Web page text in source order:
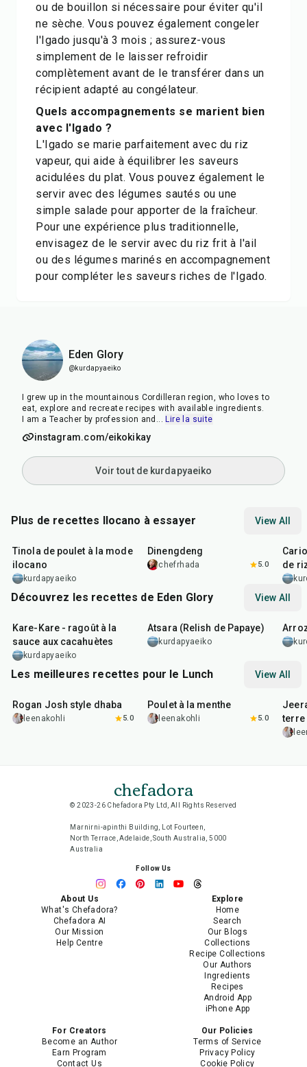
ou de bouillon si nécessaire pour éviter qu'il
ne sèche. Vous pouvez également congeler
l'Igado jusqu'à 3 mois ; assurez-vous
simplement de le laisser refroidir
complètement avant de le transférer dans un
récipient adapté au congélateur.
Quels accompagnements se marient bien
avec l'Igado ?
L'Igado se marie parfaitement avec du riz
vapeur, qui aide à équilibrer les saveurs
acidulées du plat. Vous pouvez également le
servir avec des légumes sautés ou une
simple salade pour apporter de la fraîcheur.
Pour une expérience plus traditionnelle,
envisagez de le servir avec du riz frit à l'ail
ou des légumes marinés en accompagnement
pour compléter les saveurs riches de l'Igado.
Eden Glory
@kurdapyaeiko
I grew up in the mountainous Cordilleran region, who loves to
eat, explore and recreate recipes with available ingredients.
I am a Teacher by profession and ... Lire la suite
instagram.com/eikokikay
Voir tout de kurdapyaeiko
Plus de recettes Ilocano à essayer View All
Tinola de poulet à la mode
ilocano
kurdapyaeiko
Dinengdeng
chefrhada 5.0
de
Découvrez les recettes de Eden Glory View All
Kare-Kare - ragoût à la
sauce aux cacahuètes
kurdapyaeiko
Atsara (Relish de Papaye)
kurdapyaeiko
Les meilleures recettes pour le Lunch View All
Rogan Josh style dhaba
leenakohli 5.0
Poulet à la menthe
leenakohli 5.0
terre
chefadora
© 2023-26 Chefadora Pty Ltd, All Rights Reserved
Marnirni-apinthi Building, Lot Fourteen,
North Terrace, Adelaide, South Australia, 5000
Australia
Follow Us
About Us
What's Chefadora?
Chefadora AI
Our Mission
Help Centre
Explore
Home
Search
Our Blogs
Collections
Recipe Collections
Our Authors
Ingredients
Recipes
Android App
iPhone App
For Creators
Become an Author
Earn Program
Contact Us
Our Policies
Terms of Service
Privacy Policy
Cookie Policy